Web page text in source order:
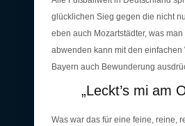
glücklichen Sieg gegen die nicht
eben auch Mozartstädter, was
abwenden kann mit den einfachen
Bayern auch Bewunderung
„Leckt’s mi am
Was war das für eine feine, reine,